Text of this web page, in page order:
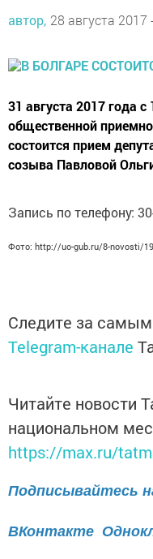
автор, 28 августа 2017
31 августа 2017 года
общественной
состоится прием
созыва Павловой
Запись по телефону:
Фото: http://uo-gub.ru/8-novosti/
Следите за
Telegram-канале
Читайте новости
национальном
https://max.ru/
Подписывайтесь
ВКонтакте